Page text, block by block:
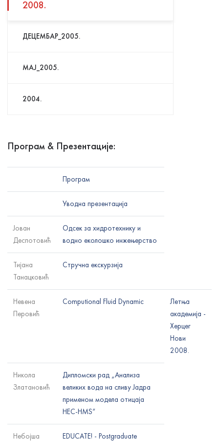
2008.
ДЕЦЕМБАР_2005.
МАЈ_2005.
2004.
Програм & Презентације:
Програм
Уводна презентација
Јован
Деспотовић
Одсек за хидротехнику и
водно еколошко инжењерство
Тијана
Танацковић
Стручна екскурзија
Невена
Перовић
Computional Fluid Dynamic
Летња
академија -
Херцег
Нови
2008.
Никола
Златановић
Дипломски рад „Анализа
великих вода на сливу Јадра
применом модела отицаја
HEC-HMS“
Небојша
EDUCATE! - Postgraduate